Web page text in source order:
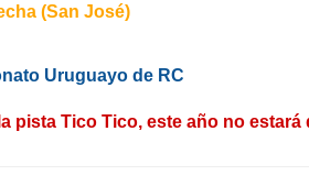
(San José)
Uruguayo de RC
pista Tico Tico, este año no estará